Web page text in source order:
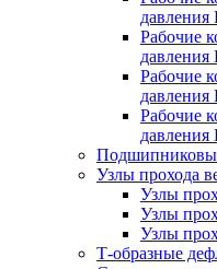
Рабочие
Рабочие
Рабочие
Узлы прохода
Узлы
Узлы
Узлы
Т-образные